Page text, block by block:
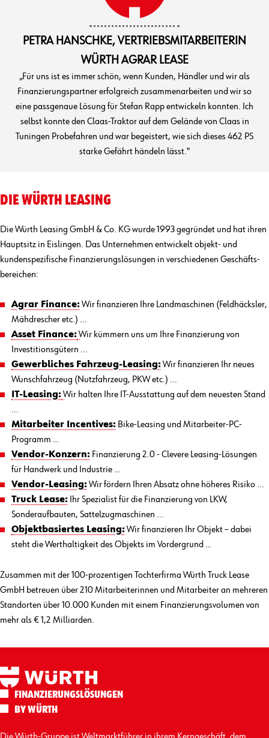
PETRA HANSCHKE, VERTRIEBSMITARBEITERIN
WÜRTH AGRAR LEASE
„Für uns ist es immer schön, wenn Kunden, Händler und wir als
Finanzierungspartner erfolgreich zusammenarbeiten und wir so
eine passgenaue Lösung für Stefan Rapp entwickeln konnten. Ich
selbst konnte den Claas-Traktor auf dem Gelände von Claas in
Tuningen Probefahren und war begeistert, wie sich dieses 462 PS
starke Gefährt händeln lässt."
DIE WÜRTH LEASING
Die Würth Leasing GmbH & Co. KG wurde 1993 gegründet und hat ihren
Hauptsitz in Eislingen. Das Unternehmen entwickelt objekt- und
kunden­spezifische Finanzierungs­lösungen in verschiedenen Geschäfts­
bereichen:
Agrar Finance:Wir finanzieren Ihre Landmaschinen (Feldhäcksler,
Mähdrescher etc.) ...
Asset Finance:Wir kümmern uns um Ihre Finanzierung von
Investitionsgütern ...
Gewerbliches Fahrzeug-Leasing:Wir finanzieren Ihr neues
Wunschfahrzeug (Nutzfahrzeug, PKW etc.) ...
IT-Leasing:Wir halten Ihre IT-Ausstattung auf dem neuesten Stand
...
Mitarbeiter Incentives: Bike-Leasing und Mitarbeiter-PC-
Programm …
Vendor-Konzern: Finanzierung 2.0 - Clevere Leasing-Lösungen
für Handwerk und Industrie …
Vendor-Leasing:Wir fördern Ihren Absatz ohne höheres Risiko ...
Truck Lease: Ihr Spezialist für die Finanzierung von LKW,
Sonderaufbauten, Sattelzugmaschinen ...
Objektbasiertes Leasing:Wir finanzieren Ihr Objekt – dabei
steht die Werthaltigkeit des Objekts im Vordergrund …
Zusammen mit der 100-prozentigen Tochterfirma Würth Truck Lease
GmbH betreuen über 210 Mitarbeiterinnen und Mitarbeiter an mehreren
Standorten über 10.000 Kunden mit einem Finanzierungs­volumen von
mehr als € 1,2 Milliarden.
FINANZIERUNGS­LÖSUNGEN
BY WÜRTH